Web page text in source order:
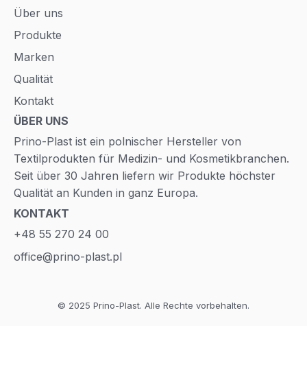
Über uns
Produkte
Marken
Qualität
Kontakt
ÜBER UNS
Prino-Plast ist ein polnischer Hersteller von
Textilprodukten für Medizin- und Kosmetikbranchen.
Seit über 30 Jahren liefern wir Produkte höchster
Qualität an Kunden in ganz Europa.
KONTAKT
+48 55 270 24 00
office@prino-plast.pl
© 2025 Prino-Plast. Alle Rechte vorbehalten.